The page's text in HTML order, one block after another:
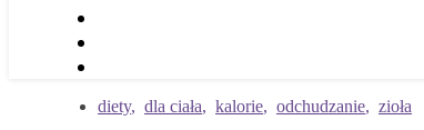
diety, dla ciała, kalorie, odchudzanie, zioła